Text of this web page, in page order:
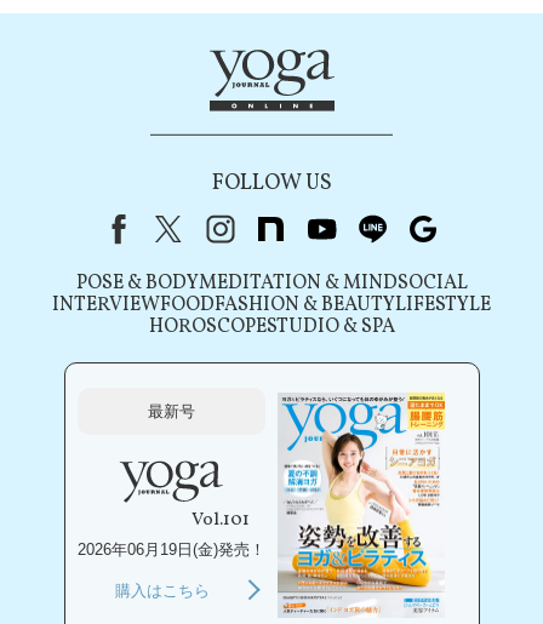
FOLLOW US
FacebookX（旧Twitter）
instagram
note youtubeline
POSE & BODYMEDITATION & MINDSOCIAL
INTERVIEWFOODFASHION & BEAUTYLIFESTYLE
HOROSCOPESTUDIO & SPA
最新号
Vol.101
2026年06月19日(金)発売！
購入はこちら